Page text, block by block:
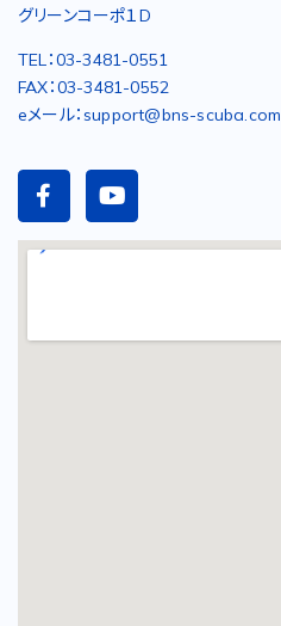
グリーンコーポ１D
TEL：03-3481-0551
FAX：03-3481-0552
eメール：support@bns-scuba.com